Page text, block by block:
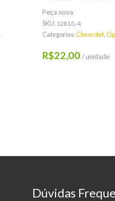
Peça nova
SKU: 1281/L-4
Categories:Chevrolet,
R$22,00/ unidade
Dúvidas